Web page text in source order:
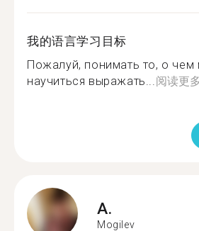
我的语言学习目标
Пожалуй, понимать то, о чем
научиться выражать...阅读更多
A.
Mogilev